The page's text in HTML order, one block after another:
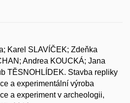
Karel SLAVÍČEK; Zdeňka
Andrea KOUCKÁ; Jana
TĚSNOHLÍDEK. Stavba repliky
a experimentální výroba
a experiment v archeologii,